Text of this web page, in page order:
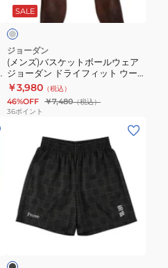
ン
ツ
EZSS25UHP001C
GM
ク
ラ
シ
ッ
ク
8
ト
ン
ト
ボ
ー
ル
ウ
ェ
ア
ラ
フ
SALE
ジョーダン
(メンズ)バスケットボールウェア
ジョーダン ドライフィット ウー
ブン ショートパンツ FQ2989-
041
￥3,980 （税込）
46%OFF ￥7,480（税込）
36ポイント
ー
バ